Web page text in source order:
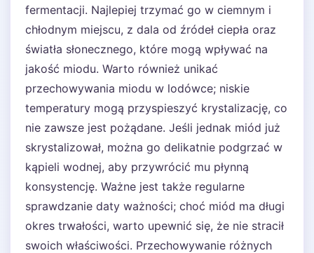
fermentacji. Najlepiej trzymać go w ciemnym i
chłodnym miejscu, z dala od źródeł ciepła oraz
światła słonecznego, które mogą wpływać na
jakość miodu. Warto również unikać
przechowywania miodu w lodówce; niskie
temperatury mogą przyspieszyć krystalizację, co
nie zawsze jest pożądane. Jeśli jednak miód już
skrystalizował, można go delikatnie podgrzać w
kąpieli wodnej, aby przywrócić mu płynną
konsystencję. Ważne jest także regularne
sprawdzanie daty ważności; choć miód ma długi
okres trwałości, warto upewnić się, że nie stracił
swoich właściwości. Przechowywanie różnych